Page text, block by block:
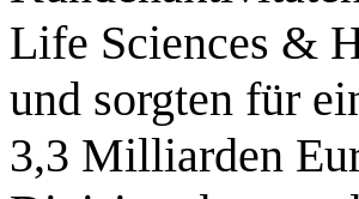
Life Sciences &
und sorgten für
3,3 Milliarden